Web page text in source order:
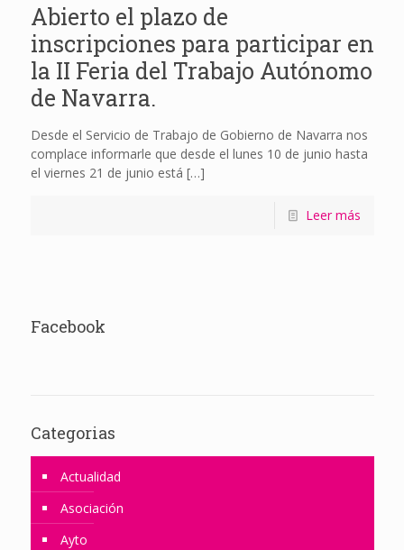
Abierto el plazo de
inscripciones para participar en
la II Feria del Trabajo Autónomo
de Navarra.
Desde el Servicio de Trabajo de Gobierno de Navarra nos
complace informarle que desde el lunes 10 de junio hasta
el viernes 21 de junio está […]
Leer más
Facebook
Categorias
Actualidad
Asociación
Ayto